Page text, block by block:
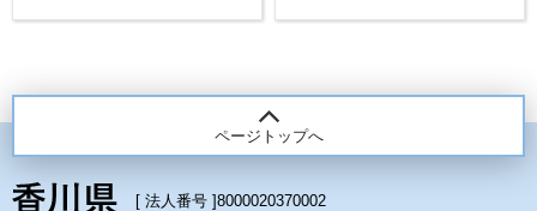
ページトップへ
[ 法人番号 ]8000020370002